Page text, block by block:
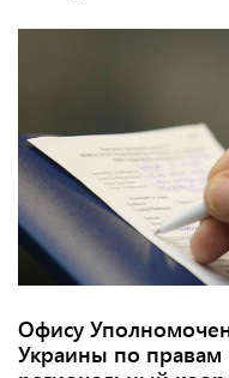
Офису
Украины по правам